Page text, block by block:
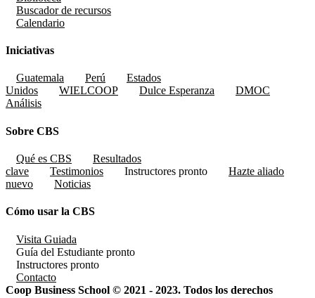
Buscador de recursos
Calendario
Iniciativas
Guatemala Perú
Estados
Unidos
WIELCOOP Dulce Esperanza
DMOC
Análisis
Sobre CBS
Qué es CBS
Resultados
clave
Testimonios Instructores pronto
Hazte aliado
nuevo
Noticias
Cómo usar la CBS
Visita Guiada
Guía del Estudiante pronto
Instructores pronto
Contacto
Coop Business School © 2021 - 2023. Todos los derechos